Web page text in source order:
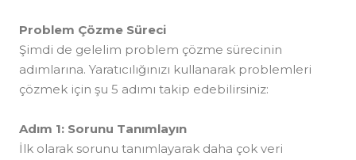
Problem Çözme Süreci
Şimdi de gelelim problem çözme sürecinin
adımlarına. Yaratıcılığınızı kullanarak problemleri
çözmek için şu 5 adımı takip edebilirsiniz:
Adım 1: Sorunu Tanımlayın
İlk olarak sorunu tanımlayarak daha çok veri